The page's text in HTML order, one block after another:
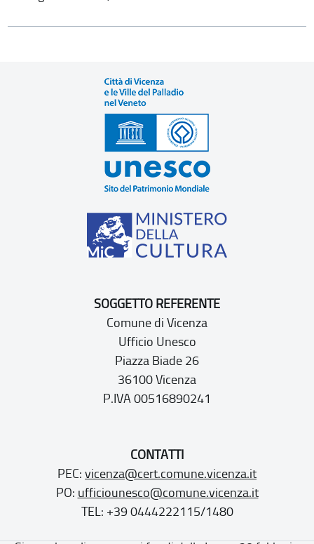
SOGGETTO REFERENTE
Comune di Vicenza
Ufficio Unesco
Piazza Biade 26
36100 Vicenza
P.IVA 00516890241
CONTATTI
PEC: vicenza@cert.comune.vicenza.it
PO: ufficiounesco@comune.vicenza.it
TEL: +39 0444222115/1480